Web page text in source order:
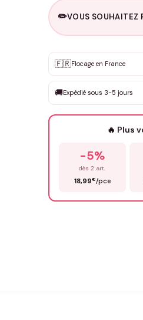
✏️VOUS SOUHAITEZ
✨ Personnalisation
DEVIS GRATUIT ·
Que souhaitez-vous ?
🇫🇷Flocage en France
🚚Expédié sous 3-5 jours
🔥 Plus
-5%
dès 2 art.
18,99€/pce